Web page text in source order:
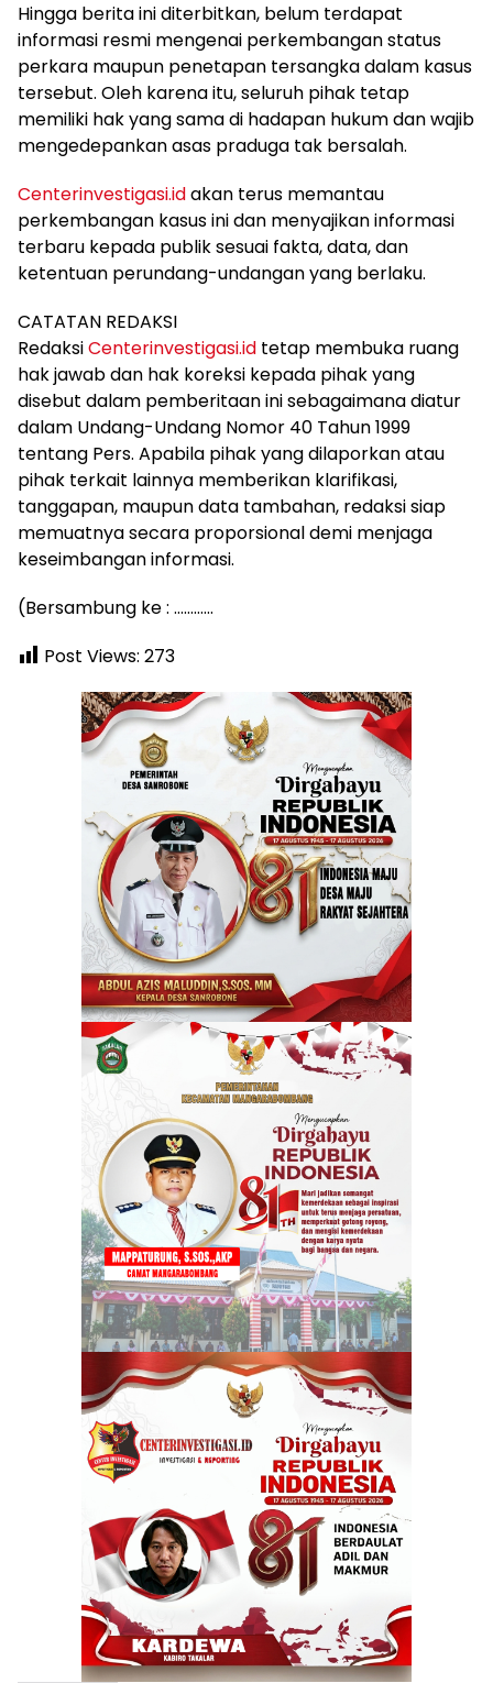
Hingga berita ini diterbitkan, belum terdapat
informasi resmi mengenai perkembangan status
perkara maupun penetapan tersangka dalam kasus
tersebut. Oleh karena itu, seluruh pihak tetap
memiliki hak yang sama di hadapan hukum dan wajib
mengedepankan asas praduga tak bersalah.
Centerinvestigasi.idakan terus memantau
perkembangan kasus ini dan menyajikan informasi
terbaru kepada publik sesuai fakta, data, dan
ketentuan perundang-undangan yang berlaku.
CATATAN REDAKSI
RedaksiCenterinvestigasi.id tetap membuka ruang
hak jawab dan hak koreksi kepada pihak yang
disebut dalam pemberitaan ini sebagaimana diatur
dalam Undang-Undang Nomor 40 Tahun 1999
tentang Pers. Apabila pihak yang dilaporkan atau
pihak terkait lainnya memberikan klarifikasi,
tanggapan, maupun data tambahan, redaksi siap
memuatnya secara proporsional demi menjaga
keseimbangan informasi.
(Bersambung ke : …………
Post Views: 273